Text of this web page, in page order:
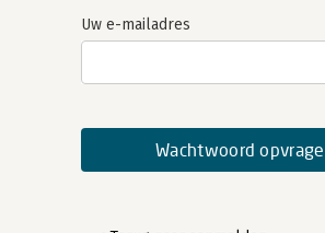
Uw e-mailadres